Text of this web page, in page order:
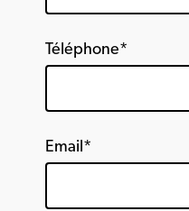
Téléphone*
Email*